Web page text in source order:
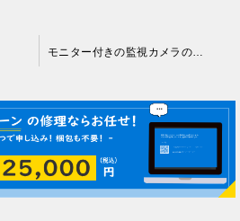
モニター付きの監視カメラの取付 || 伊那市